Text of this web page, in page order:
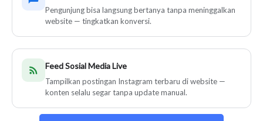
Pengunjung bisa langsung bertanya tanpa meninggalkan
website — tingkatkan konversi.
Feed Sosial Media Live
Tampilkan postingan Instagram terbaru di website —
konten selalu segar tanpa update manual.